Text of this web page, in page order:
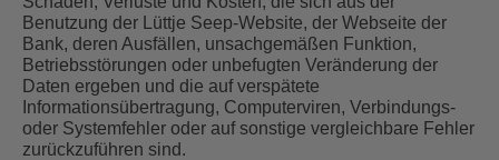
Benutzung der Lüttje Seep-Website, der Webseite der
Bank, deren Ausfällen, unsachgemäßen Funktion,
Betriebsstörungen oder unbefugten Veränderung der
Daten ergeben und die auf verspätete
Informationsübertragung, Computerviren, Verbindungs-
oder Systemfehler oder auf sonstige vergleichbare Fehler
zurückzuführen sind.